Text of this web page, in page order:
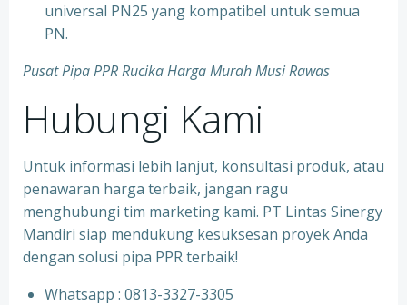
universal PN25 yang kompatibel untuk semua
PN.
Pusat Pipa PPR Rucika Harga Murah Musi Rawas
Hubungi Kami
Untuk informasi lebih lanjut, konsultasi produk, atau
penawaran harga terbaik, jangan ragu
menghubungi tim marketing kami. PT Lintas Sinergy
Mandiri siap mendukung kesuksesan proyek Anda
dengan solusi pipa PPR terbaik!
Whatsapp : 0813-3327-3305